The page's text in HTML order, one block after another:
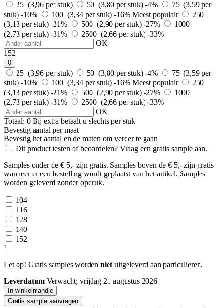
25 (3,96 per stuk) 50 (3,80 per stuk) -4%
75 (3,59 per
stuk) -10% 100 (3,34 per stuk) -16% Meest populair
250
(3,13 per stuk) -21% 500 (2,90 per stuk) -27%
1000
(2,73 per stuk) -31% 2500 (2,66 per stuk) -33%
OK
152
0
25 (3,96 per stuk) 50 (3,80 per stuk) -4%
75 (3,59 per
stuk) -10% 100 (3,34 per stuk) -16% Meest populair
250
(3,13 per stuk) -21% 500 (2,90 per stuk) -27%
1000
(2,73 per stuk) -31% 2500 (2,66 per stuk) -33%
OK
Totaal: 0 Bij extra betaalt u slechts per stuk
Bevestig aantal per maat
Bevestig het aantal en de maten om verder te gaan
Dit product testen of beoordelen? Vraag een gratis sample aan.
Samples onder de € 5,- zijn gratis. Samples boven de € 5,- zijn gratis
wanneer er een bestelling wordt geplaatst van het artikel. Samples
worden geleverd zonder opdruk.
104
116
128
140
152
!
Let op! Gratis samples worden niet uitgeleverd aan particulieren.
Leverdatum Verwacht; vrijdag 21 augustus 2026
In winkelmandje
Gratis sample aanvragen